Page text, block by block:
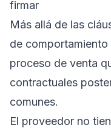
firmar
Más allá de las
de
proceso de venta
contractuales
comunes.
El proveedor no